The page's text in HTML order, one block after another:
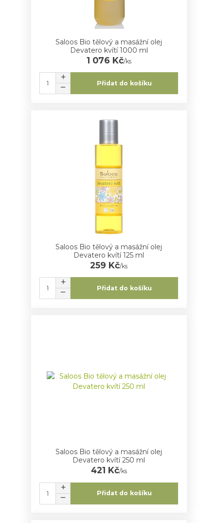
Saloos Bio tělový a masážní olej
Devatero kvítí 1000 ml
1 076 Kč/ks
Přidat do košíku
Saloos Bio tělový a masážní olej
Devatero kvítí 125 ml
259 Kč/ks
Přidat do košíku
Saloos Bio tělový a masážní olej
Devatero kvítí 250 ml
421 Kč/ks
Přidat do košíku